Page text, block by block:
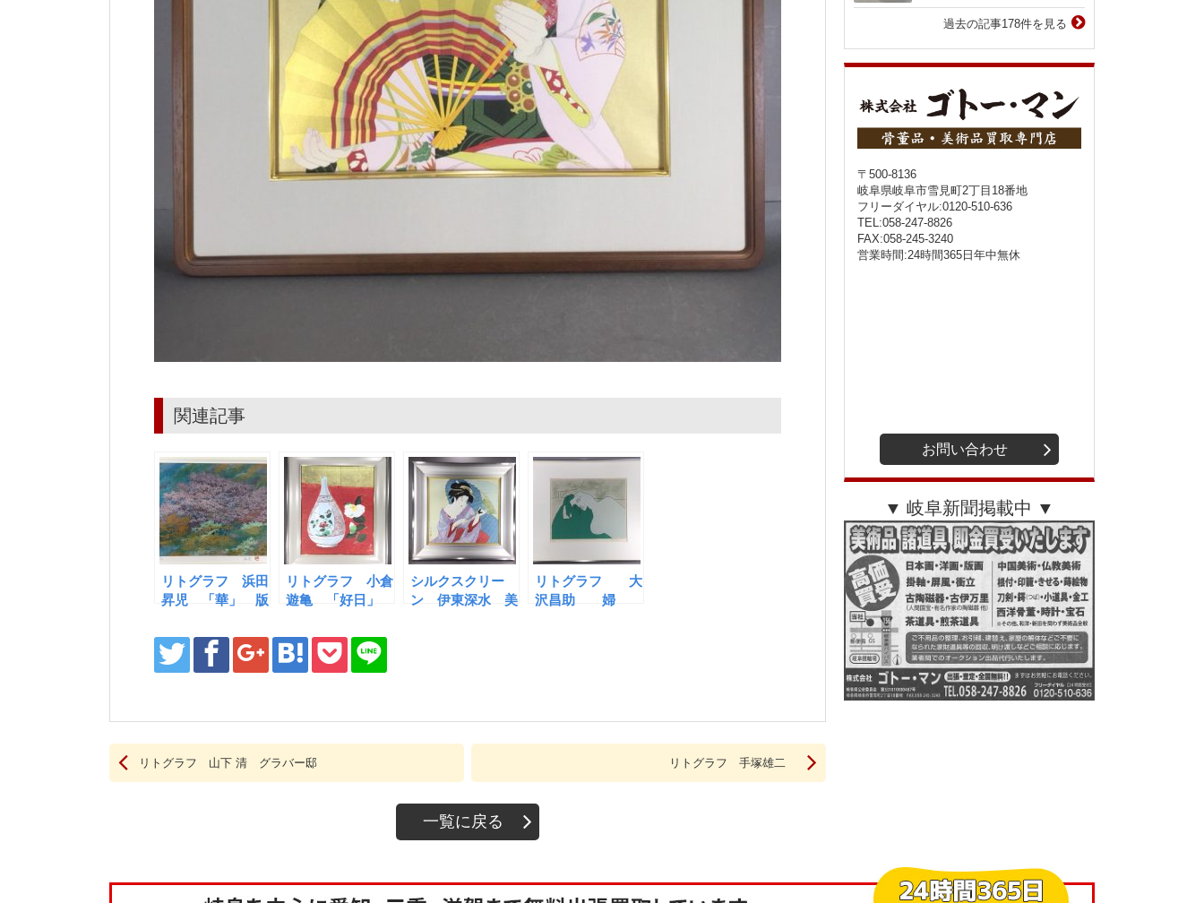
関連記事
リトグラフ 浜田
昇児 「華」 版
リトグラフ 小倉
遊亀 「好日」
シルクスクリー
ン 伊東深水 美
リトグラフ 大
沢昌助 婦
リトグラフ 山下 清 グラバー邸 リトグラフ 手塚雄二
一覧に戻る
過去の記事178件を見る
〒500-8136
岐阜県岐阜市雪見町2丁目18番地
フリーダイヤル:0120-510-636
TEL:058-247-8826
FAX:058-245-3240
営業時間:24時間365日年中無休
お問い合わせ
▼ 岐阜新聞掲載中 ▼